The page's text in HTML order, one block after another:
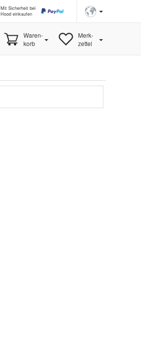
Mit Sicherheit bei
Hood einkaufen
Waren-
korb
Merk-
zettel